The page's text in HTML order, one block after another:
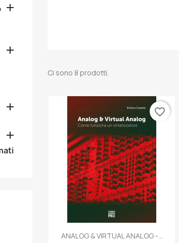




Ci sono 8 prodotti.
Anteprima
ANALOG & VIRTUAL ANALOG -...
favorite_border